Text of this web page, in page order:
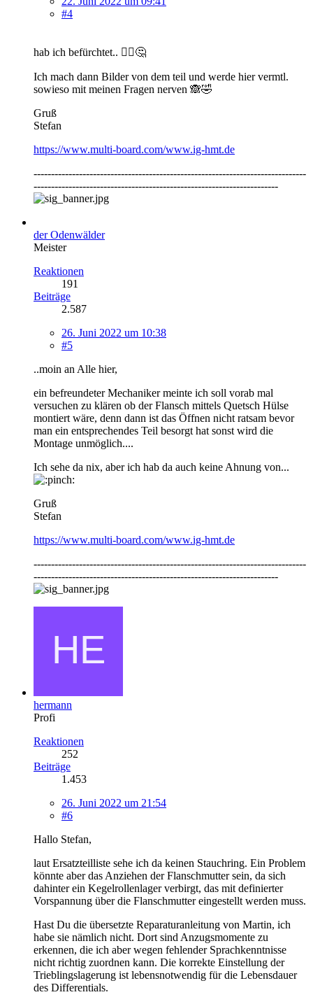
#4
hab ich befürchtet.. 💁‍♂️🤔
Ich mach dann Bilder von dem teil und werde hier vermtl.
sowieso mit meinen Fragen nerven 🙈🤣
Gruß
Stefan
https://www.multi-board.com/www.ig-hmt.de
------------------------------------------------------------------------------
----------------------------------------------------------------------
der Odenwälder
Meister
Reaktionen
191
Beiträge
2.587
26. Juni 2022 um 10:38
#5
..moin an Alle hier,
ein befreundeter Mechaniker meinte ich soll vorab mal
versuchen zu klären ob der Flansch mittels Quetsch Hülse
montiert wäre, denn dann ist das Öffnen nicht ratsam bevor
man ein entsprechendes Teil besorgt hat sonst wird die
Montage unmöglich....
Ich sehe da nix, aber ich hab da auch keine Ahnung von...
Gruß
Stefan
https://www.multi-board.com/www.ig-hmt.de
------------------------------------------------------------------------------
----------------------------------------------------------------------
hermann
Profi
Reaktionen
252
Beiträge
1.453
26. Juni 2022 um 21:54
#6
Hallo Stefan,
laut Ersatzteilliste sehe ich da keinen Stauchring. Ein Problem
könnte aber das Anziehen der Flanschmutter sein, da sich
dahinter ein Kegelrollenlager verbirgt, das mit definierter
Vorspannung über die Flanschmutter eingestellt werden muss.
Hast Du die übersetzte Reparaturanleitung von Martin, ich
habe sie nämlich nicht. Dort sind Anzugsmomente zu
erkennen, die ich aber wegen fehlender Sprachkenntnisse
nicht richtig zuordnen kann. Die korrekte Einstellung der
Trieblingslagerung ist lebensnotwendig für die Lebensdauer
des Differentials.